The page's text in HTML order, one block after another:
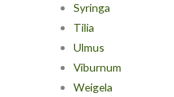
Syringa
Tilia
Ulmus
Viburnum
Weigela